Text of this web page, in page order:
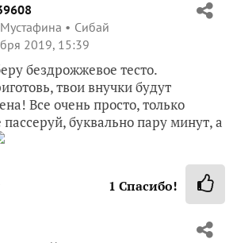
Сибай
2019, 15:39
бездрожжевое тесто.
твои внучки будут
Все очень просто, только
пассеруй, буквально пару минут, а
1 Спасибо!